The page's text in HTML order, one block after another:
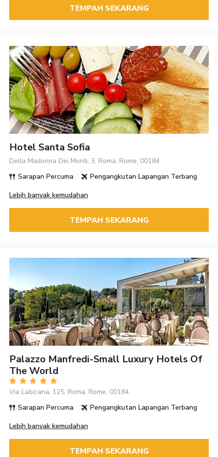
TEMPAH SEKARANG
Hotel Santa Sofia
Della Madonna Dei Monti, 3, Roma, Rome, 00184
Sarapan Percuma
Pengangkutan Lapangan Terbang
Lebih banyak kemudahan
TEMPAH SEKARANG
Palazzo Manfredi-Small Luxury Hotels Of
The World
Via Labicana, 125, Roma, Rome, 00184
Sarapan Percuma
Pengangkutan Lapangan Terbang
Lebih banyak kemudahan
TEMPAH SEKARANG